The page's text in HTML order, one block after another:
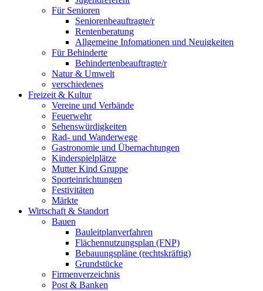
Für Senioren
Seniorenbeauftragte/r
Rentenberatung
Allgemeine Infomationen und Neuigkeiten
Für Behinderte
Behindertenbeauftragte/r
Natur & Umwelt
verschiedenes
Freizeit & Kultur
Vereine und Verbände
Feuerwehr
Sehenswürdigkeiten
Rad- und Wanderwege
Gastronomie und Übernachtungen
Kinderspielplätze
Mutter Kind Gruppe
Sporteinrichtungen
Festivitäten
Märkte
Wirtschaft & Standort
Bauen
Bauleitplanverfahren
Flächennutzungsplan (FNP)
Bebauungspläne (rechtskräftig)
Grundstücke
Firmenverzeichnis
Post & Banken